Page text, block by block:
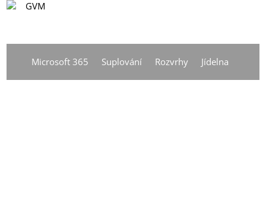
DE
Microsoft 365 Suplování Rozvrhy Jídelna